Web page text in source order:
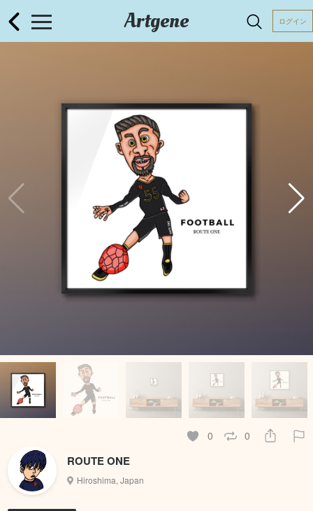
Artgene ログイン
0 0
ROUTE ONE
Hiroshima, Japan